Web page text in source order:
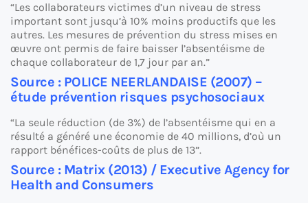
“Les collaborateurs victimes d’un niveau de stress
important sont jusqu’à 10% moins productifs que les
autres. Les mesures de prévention du stress mises en
œuvre ont permis de faire baisser l’absentéisme de
chaque collaborateur de 1,7 jour par an.”
Source : POLICE NEERLANDAISE (2007) –
étude prévention risques psychosociaux
“La seule réduction (de 3%) de l’absentéisme qui en a
résulté a généré une économie de 40 millions, d’où un
rapport bénéfices-coûts de plus de 13”.
Source : Matrix (2013) / Executive Agency for
Health and Consumers